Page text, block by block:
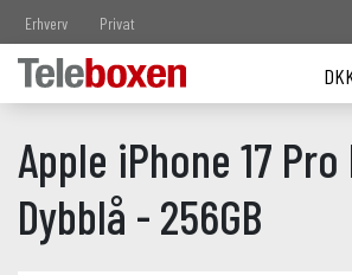
Erhverv Privat
Apple iPhone 17 Pro
Dybblå - 256GB